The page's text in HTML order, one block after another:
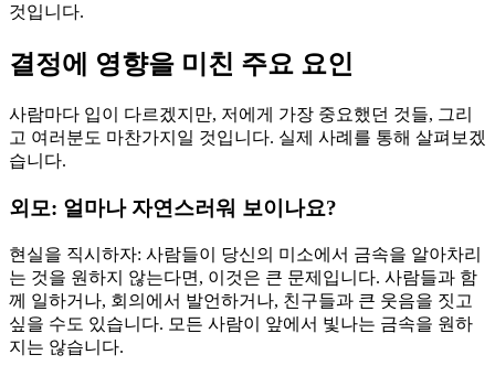
것입니다.
결정에 영향을 미친 주요 요인
사람마다 입이 다르겠지만, 저에게 가장 중요했던 것들, 그리
고 여러분도 마찬가지일 것입니다. 실제 사례를 통해 살펴보겠
습니다.
외모: 얼마나 자연스러워 보이나요?
현실을 직시하자: 사람들이 당신의 미소에서 금속을 알아차리
는 것을 원하지 않는다면, 이것은 큰 문제입니다. 사람들과 함
께 일하거나, 회의에서 발언하거나, 친구들과 큰 웃음을 짓고
싶을 수도 있습니다. 모든 사람이 앞에서 빛나는 금속을 원하
지는 않습니다.